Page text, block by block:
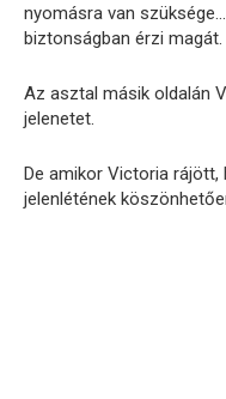
nyomásra van
biztonságban érzi magát.
Az asztal másik oldalán
jelenetet.
De amikor Victoria rájött,
jelenlétének